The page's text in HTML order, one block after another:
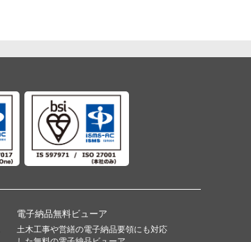
電子納品無料ビューア
土木工事や営繕の電子納品要領にも対応